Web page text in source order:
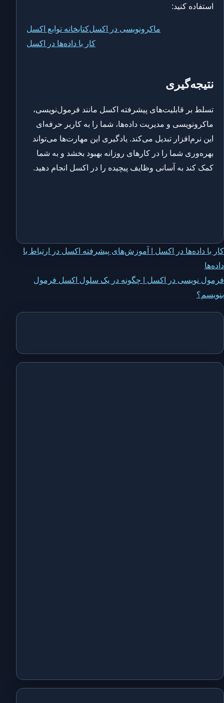
استفاده کنید:
ماکرونویسی در اکسلکتابخانه توابع اکسل
کار با داده‌ها در اکسل
نتیجه‌گیری
تسلط بر قابلیت‌های پیشرفته اکسل مانند فرمول‌نویسی،
ماکرونویسی و مدیریت داده‌ها، شما را به کاربر حرفه‌ای
این نرم‌افزار تبدیل می‌کند. یادگیری این مهارت‌ها می‌تواند
بهره‌وری شما را در کارهای روزانه بهبود بخشد و به شما
کمک کند به آسانی وظایف پیچیده را در اکسل انجام دهید.
راهبری
نوشته
کار با داده‌ها در اکسل | آموزش‌های پیشرفته اکسل در ارتباط با
داده‌ها
فرمول نویسی در اکسل | چگونه در یک سلول اکسل فرمول
بنویسم؟